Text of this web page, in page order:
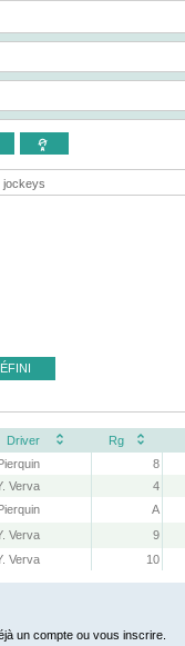

Driver Rg
8
Verva 4
A
Verva 9
Verva 10
un compte ou vous inscrire.